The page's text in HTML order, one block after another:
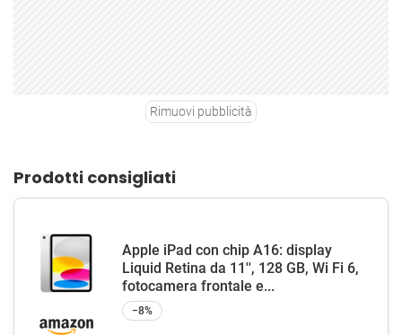
Rimuovi pubblicità
Prodotti consigliati
Apple iPad con chip A16: display
Liquid Retina da 11'', 128 GB, Wi Fi 6,
fotocamera frontale e...
−8%